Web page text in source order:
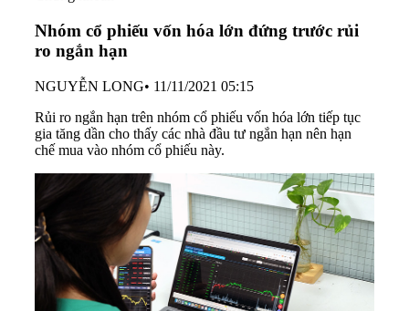
Nhóm cổ phiếu vốn hóa lớn đứng trước rủi
ro ngắn hạn
NGUYỄN LONG• 11/11/2021 05:15
Rủi ro ngắn hạn trên nhóm cổ phiếu vốn hóa lớn tiếp tục
gia tăng dần cho thấy các nhà đầu tư ngắn hạn nên hạn
chế mua vào nhóm cổ phiếu này.